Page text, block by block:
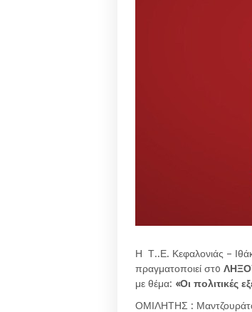
Η Τ..Ε. Κεφαλονιάς –
πραγματοποιεί στo
με θέμα: «Οι πολιτικές
ΟΜΙΛΗΤΗΣ :